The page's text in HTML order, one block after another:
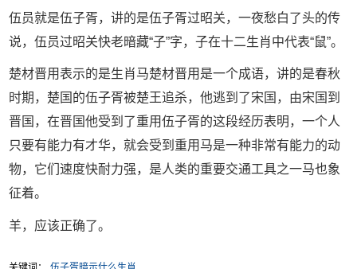
伍员就是伍子胥，讲的是伍子胥过昭关，一夜愁白了头的传
说，伍员过昭关快老暗藏“子”字，子在十二生肖中代表“鼠”。
楚材晋用表示的是生肖马楚材晋用是一个成语，讲的是春秋
时期，楚国的伍子胥被楚王追杀，他逃到了宋国，由宋国到
晋国，在晋国他受到了重用伍子胥的这段经历表明，一个人
只要有能力有才华，就会受到重用马是一种非常有能力的动
物，它们速度快耐力强，是人类的重要交通工具之一马也象
征着。
羊，应该正确了。